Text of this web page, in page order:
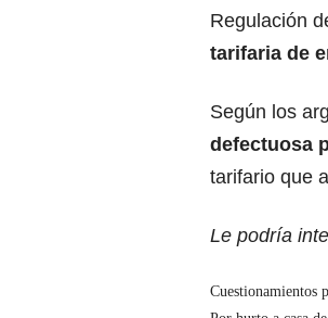
Regulación
tarifaria de
Según los
defectuosa
tarifario que
Le podría
Cuestionamientos